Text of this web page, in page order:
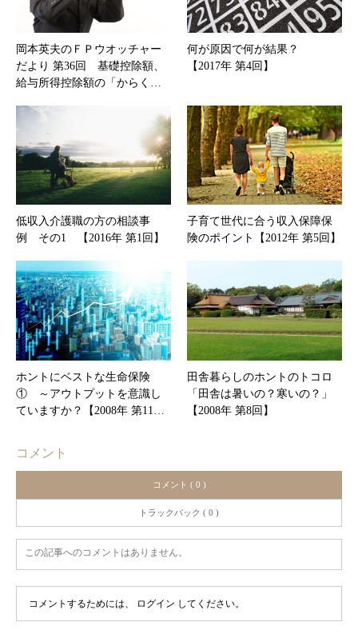
岡本英夫のＦＰウオッチャー
だより 第36回 基礎控除額、
給与所得控除額の「からく…
何が原因で何が結果？
【2017年 第4回】
低収入介護職の方の相談事
例 その1 【2016年 第1回】
子育て世代に合う収入保障保
険のポイント【2012年 第5回】
ホントにベストな生命保険
① ～アウトプットを意識し
ていますか？【2008年 第11…
田舎暮らしのホントのトコロ
「田舎は暑いの？寒いの？」
【2008年 第8回】
コメント
コメント ( 0 )
トラックバック ( 0 )
この記事へのコメントはありません。
コメントするためには、 ログイン してください。